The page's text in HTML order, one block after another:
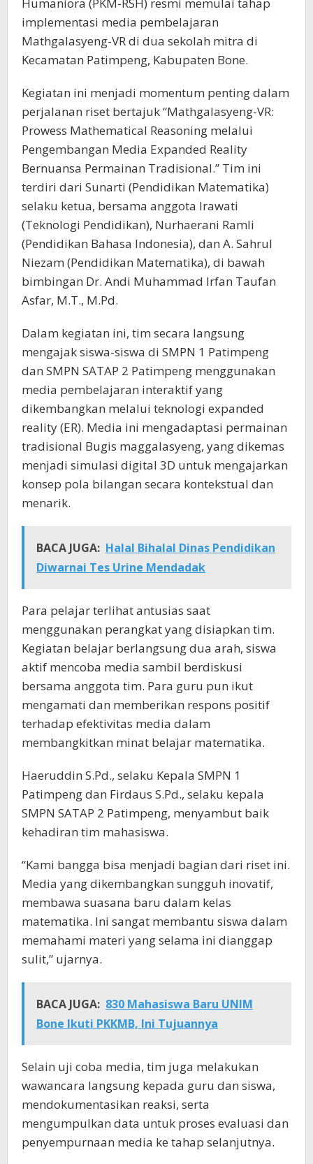
implementasi media pembelajaran
Mathgalasyeng-VR di dua sekolah mitra di
Kecamatan Patimpeng, Kabupaten Bone.
Kegiatan ini menjadi momentum penting dalam
perjalanan riset bertajuk “Mathgalasyeng-VR:
Prowess Mathematical Reasoning melalui
Pengembangan Media Expanded Reality
Bernuansa Permainan Tradisional.” Tim ini
terdiri dari Sunarti (Pendidikan Matematika)
selaku ketua, bersama anggota Irawati
(Teknologi Pendidikan), Nurhaerani Ramli
(Pendidikan Bahasa Indonesia), dan A. Sahrul
Niezam (Pendidikan Matematika), di bawah
bimbingan Dr. Andi Muhammad Irfan Taufan
Asfar, M.T., M.Pd.
Dalam kegiatan ini, tim secara langsung
mengajak siswa-siswa di SMPN 1 Patimpeng
dan SMPN SATAP 2 Patimpeng menggunakan
media pembelajaran interaktif yang
dikembangkan melalui teknologi expanded
reality (ER). Media ini mengadaptasi permainan
tradisional Bugis maggalasyeng, yang dikemas
menjadi simulasi digital 3D untuk mengajarkan
konsep pola bilangan secara kontekstual dan
menarik.
BACA JUGA: Halal Bihalal Dinas Pendidikan
Diwarnai Tes Urine Mendadak
Para pelajar terlihat antusias saat
menggunakan perangkat yang disiapkan tim.
Kegiatan belajar berlangsung dua arah, siswa
aktif mencoba media sambil berdiskusi
bersama anggota tim. Para guru pun ikut
mengamati dan memberikan respons positif
terhadap efektivitas media dalam
membangkitkan minat belajar matematika.
Haeruddin S.Pd., selaku Kepala SMPN 1
Patimpeng dan Firdaus S.Pd., selaku kepala
SMPN SATAP 2 Patimpeng, menyambut baik
kehadiran tim mahasiswa.
“Kami bangga bisa menjadi bagian dari riset ini.
Media yang dikembangkan sungguh inovatif,
membawa suasana baru dalam kelas
matematika. Ini sangat membantu siswa dalam
memahami materi yang selama ini dianggap
sulit,” ujarnya.
BACA JUGA: 830 Mahasiswa Baru UNIM
Bone Ikuti PKKMB, Ini Tujuannya
Selain uji coba media, tim juga melakukan
wawancara langsung kepada guru dan siswa,
mendokumentasikan reaksi, serta
mengumpulkan data untuk proses evaluasi dan
penyempurnaan media ke tahap selanjutnya.